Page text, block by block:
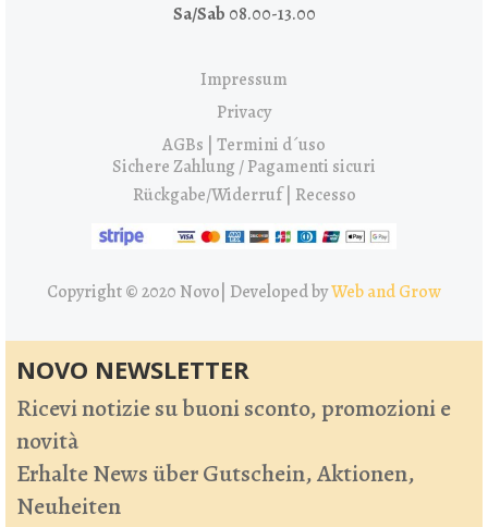
Sa/Sab 08.00-13.00
Impressum
Privacy
AGBs | Termini d´uso
Sichere Zahlung / Pagamenti sicuri
Rückgabe/Widerruf | Recesso
Copyright © 2020 Novo| Developed byWeb and Grow
NOVO NEWSLETTER
Ricevi notizie su buoni sconto, promozioni e
novità
Erhalte News über Gutschein, Aktionen,
Neuheiten